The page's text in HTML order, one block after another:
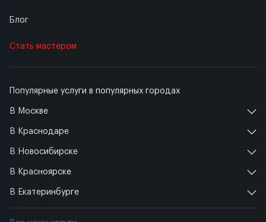
Популярные услуги в популярных городах
В Москве
В Краснодаре
В Новосибирске
В Красноярске
В Екатеринбурге
Блог
Стать мастером